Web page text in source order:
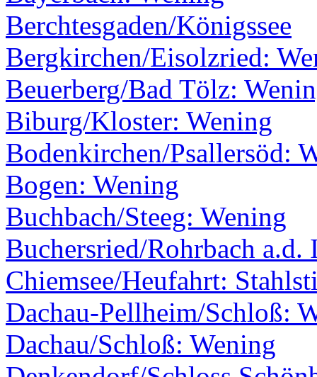
Berchtesgaden/Königssee
Bergkirchen/Eisolzried:
Beuerberg/Bad Tölz:
Biburg/Kloster: Wening
Bodenkirchen/Psallersöd:
Bogen: Wening
Buchbach/Steeg: Wening
Buchersried/Rohrbach a.d.
Chiemsee/Heufahrt:
Dachau-Pellheim/Schloß:
Dachau/Schloß: Wening